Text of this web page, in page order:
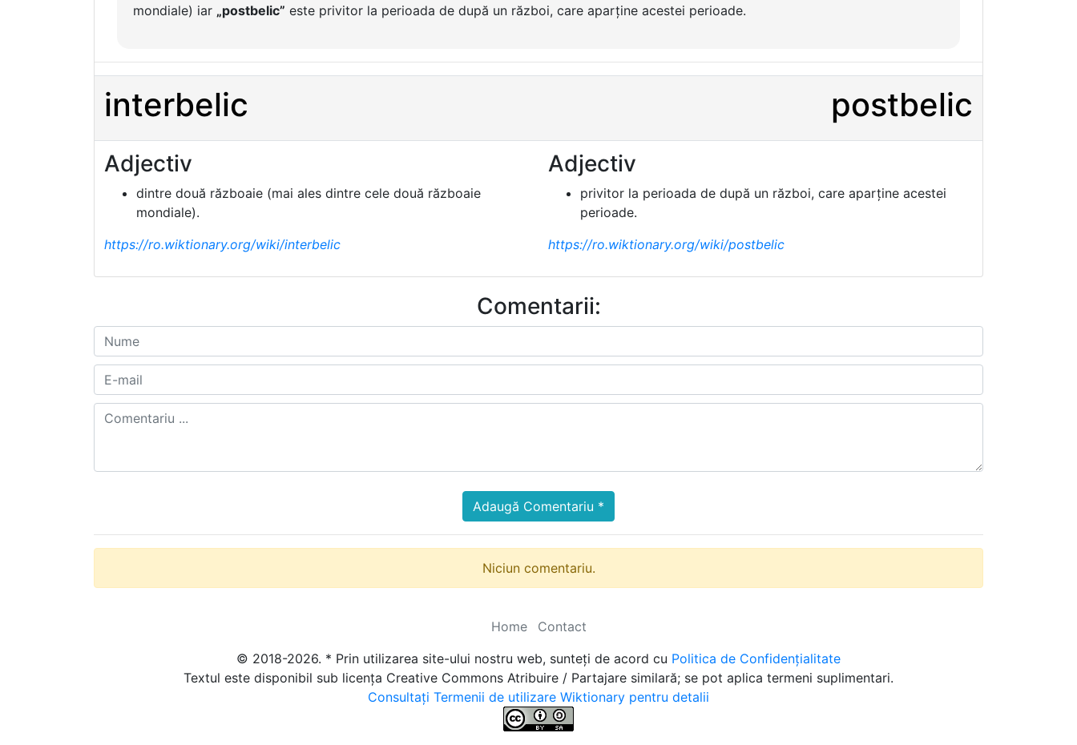
mondiale) iar „postbelic” este privitor la perioada de după un război, care aparține acestei perioade.
interbelic postbelic
Adjectiv
dintre două războaie (mai ales dintre cele două războaie
mondiale).
https://ro.wiktionary.org/wiki/interbelic
Adjectiv
privitor la perioada de după un război, care aparține acestei
perioade.
https://ro.wiktionary.org/wiki/postbelic
Comentarii:
Adaugă Comentariu *
Niciun comentariu.
Home
Contact
© 2018-2026. * Prin utilizarea site-ului nostru web, sunteți de acord cu Politica de Confidențialitate
Textul este disponibil sub licența Creative Commons Atribuire / Partajare similară; se pot aplica termeni suplimentari.
Consultați Termenii de utilizare Wiktionary pentru detalii